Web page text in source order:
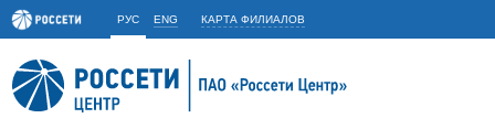
РУС ENG КАРТА ФИЛИАЛОВ